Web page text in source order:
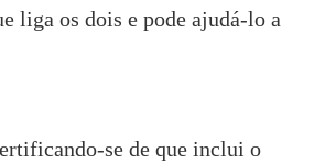
liga os dois e pode ajudá-lo a
se de que inclui o